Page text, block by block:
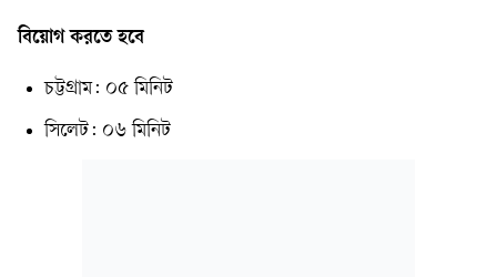
বিয়োগ করতে হবে
চট্টগ্রাম: ০৫ মিনিট
সিলেট: ০৬ মিনিট